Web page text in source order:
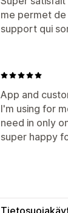
me permet de
support qui
App and
I'm using for
need in only
super happy